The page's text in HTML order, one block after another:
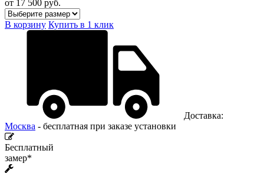
от 17 500 руб.
В корзину Купить в 1 клик
Доставка:
Москва - бесплатная при заказе установки
Бесплатный
замер*